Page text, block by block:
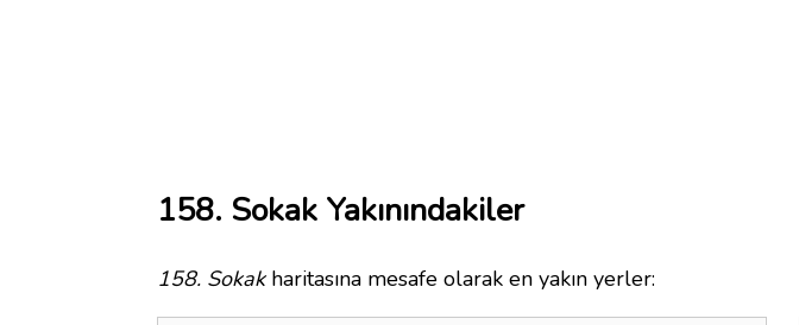
158. Sokak Yakınındakiler
158. Sokakharitasına mesafe olarak en yakın yerler: